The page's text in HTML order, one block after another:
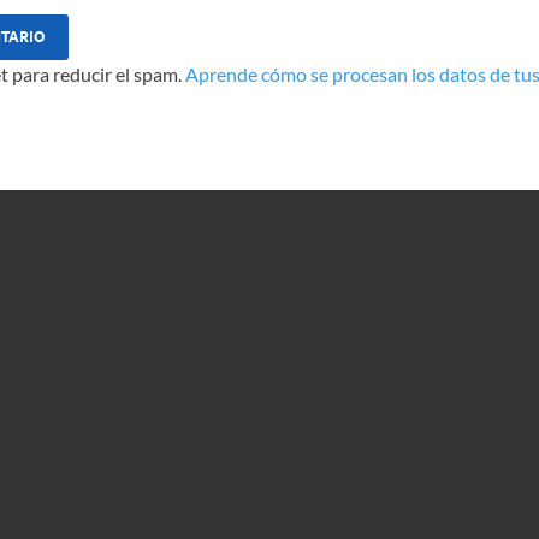
para reducir el spam.Aprende cómo se procesan los datos de